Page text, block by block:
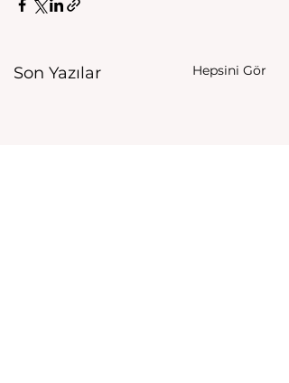
Son Yazılar Hepsini Gör